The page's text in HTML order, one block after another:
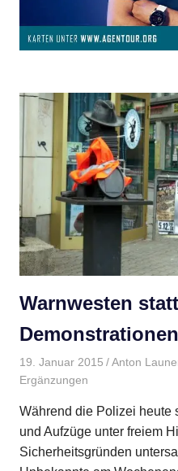
Warnwesten statt
Demonstrationen
19. Januar 2015 Anton
Ergänzungen
Während die Polizei heute
und Aufzüge unter freiem
Sicherheitsgründen